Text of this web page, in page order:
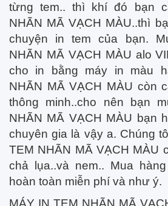
từng tem.. thì khí đó bạn
NHÃN MÃ VẠCH MÀU..thì
chuyện in tem của bạn.
NHÃN MÃ VẠCH MÀU alo
cho in bằng máy in màu
NHÃN MÃ VẠCH MÀU còn
thông minh..cho nên bạn
NHÃN MÃ VẠCH MÀU bạn
chuyên gia là vậy a. Chúng
TEM NHÃN MÃ VẠCH MÀU
chả lụa..và nem.. Mua
hoàn toàn miễn phí và như ý.
MÁY IN TEM NHÃN MÃ